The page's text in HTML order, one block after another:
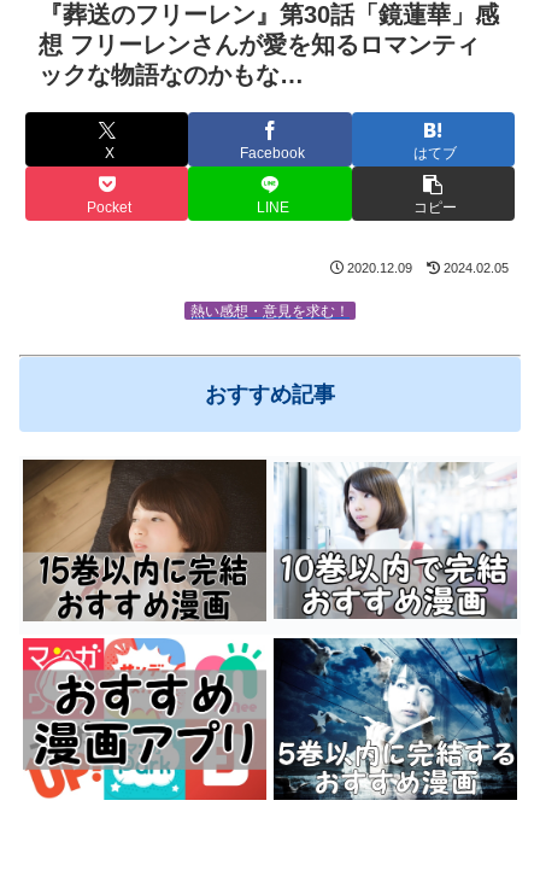
『葬送のフリーレン』第30話「鏡蓮華」感
想 フリーレンさんが愛を知るロマンティ
ックな物語なのかもな…
X Facebook はてブ
Pocket LINE コピー
2020.12.09 2024.02.05
熱い感想・意見を求む！
おすすめ記事